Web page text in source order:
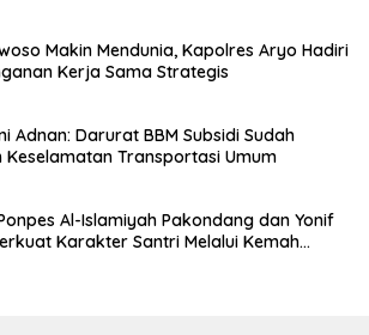
Makin Mendunia, Kapolres Aryo Hadiri
Kerja Sama Strategis
Adnan: Darurat BBM Subsidi Sudah
Keselamatan Transportasi Umum
Al-Islamiyah Pakondang dan Yonif
Karakter Santri Melalui Kemah